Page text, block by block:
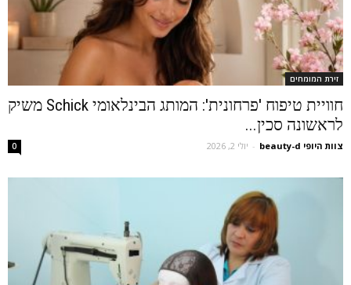
זירת המומחים
חוויית טיפוח 'פרחונית': המותג הבינלאומי Schick משיק
לראשונה סכין...
צוות היופי beauty-d - יולי 2, 2026 0